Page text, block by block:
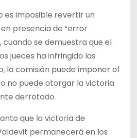
es imposible revertir un
presencia de “error
cuando se demuestra que el
jueces ha infringido las
la comisión puede imponer el
no puede otorgar la victoria
derrotado.
que la victoria de
permanecerá en los